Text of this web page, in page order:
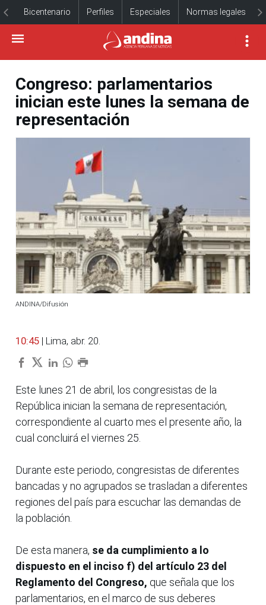
Bicentenario Perfiles Especiales Normas legales
Congreso: parlamentarios
inician este lunes la semana de
representación
ANDINA/Difusión
10:45 | Lima, abr. 20.
Este lunes 21 de abril, los congresistas de la
República inician la semana de representación,
correspondiente al cuarto mes el presente año, la
cual concluirá el viernes 25.
Durante este periodo, congresistas de diferentes
bancadas y no agrupados se trasladan a diferentes
regiones del país para escuchar las demandas de
la población.
De esta manera, se da cumplimiento a lo
dispuesto en el inciso f) del artículo 23 del
Reglamento del Congreso, que señala que los
parlamentarios, en el marco de sus deberes